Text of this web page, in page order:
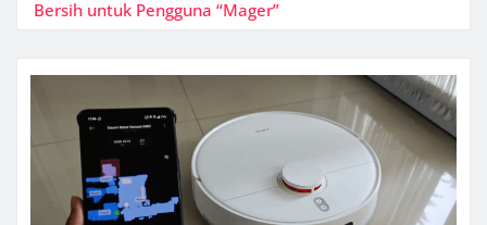
Bersih untuk Pengguna “Mager”